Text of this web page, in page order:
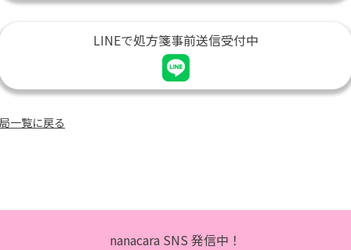
LINEで処方箋事前送信受付中
一覧に戻る
nanacara SNS 発信中！